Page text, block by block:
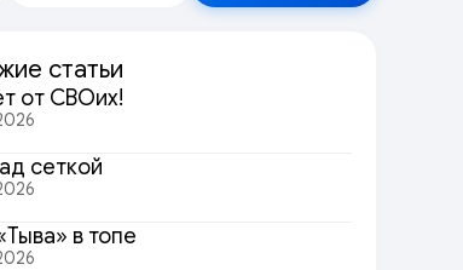
статьи
от СВОих!
сеткой
в топе